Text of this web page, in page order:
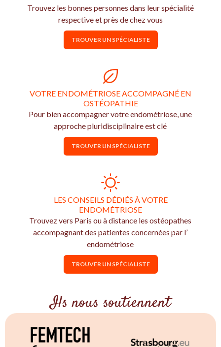
Trouvez les bonnes personnes dans leur spécialité
respective et près de chez vous
TROUVER UN SPÉCIALISTE
VOTRE ENDOMÉTRIOSE ACCOMPAGNÉ EN
OSTÉOPATHIE
Pour bien accompagner votre endométriose, une
approche pluridisciplinaire est clé
TROUVER UN SPÉCIALISTE
LES CONSEILS DÉDIÉS À VOTRE
ENDOMÉTRIOSE
Trouvez vers Paris ou à distance les ostéopathes
accompagnant des patientes concernées par l’
endométriose
TROUVER UN SPÉCIALISTE
Ils nous soutiennent